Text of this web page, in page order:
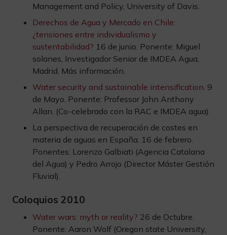
Management and Policy, University of Davis.
Derechos de Agua y Mercado en Chile:
¿tensiones entre individualismo y
sustentabilidad? 16 de junio. Ponente: Miguel
solanes, Investigador Senior de IMDEA Agua,
Madrid. Más información.
Water security and sustainable intensification. 9
de Mayo. Ponente: Professor John Anthony
Allan. (Co-celebrado con la RAC e IMDEA agua).
La perspectiva de recuperación de costes en
materia de aguas en España. 16 de febrero.
Ponentes: Lorenzo Galbiati (Agencia Catalana
del Agua) y Pedro Arrojo (Director Máster Gestión
Fluvial).
Coloquios 2010
Water wars: myth or reality? 26 de Octubre.
Ponente: Aaron Wolf (Oregon state University,